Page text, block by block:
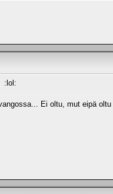
:lol:
Ei oltu, mut eipä